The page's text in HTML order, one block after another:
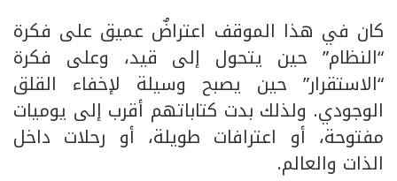
كان في هذا الموقف اعتراضٌ عميق على فكرة
“النظام” حين يتحول إلى قيد، وعلى فكرة
“الاستقرار” حين يصبح وسيلة لإخفاء القلق
الوجودي. ولذلك بدت كتاباتهم أقرب إلى يوميات
مفتوحة، أو اعترافات طويلة، أو رحلات داخل
الذات والعالم.